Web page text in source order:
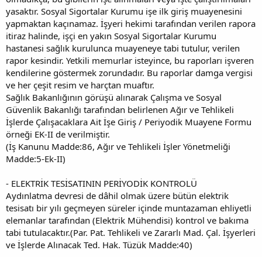
yasaktır. Sosyal Sigortalar Kurumu işe ilk giriş muayenesini
yapmaktan kaçınamaz. İşyeri hekimi tarafından verilen rapora
itiraz halinde, işçi en yakın Sosyal Sigortalar Kurumu
hastanesi sağlık kurulunca muayeneye tabi tutulur, verilen
rapor kesindir. Yetkili memurlar isteyince, bu raporları işveren
kendilerine göstermek zorundadır. Bu raporlar damga vergisi
ve her çeşit resim ve harçtan muaftır.
Sağlık Bakanlığının görüşü alınarak Çalışma ve Sosyal
Güvenlik Bakanlığı tarafından belirlenen Ağır ve Tehlikeli
İşlerde Çalışacaklara Ait İşe Giriş / Periyodik Muayene Formu
örneği EK-II de verilmiştir.
(İş Kanunu Madde:86, Ağır ve Tehlikeli İşler Yönetmeliği
Madde:5-Ek-II)
- ELEKTRİK TESİSATININ PERİYODİK KONTROLÜ
Aydınlatma devresi de dâhil olmak üzere bütün elektrik
tesisatı bir yılı geçmeyen süreler içinde muntazaman ehliyetli
elemanlar tarafından (Elektrik Mühendisi) kontrol ve bakıma
tabi tutulacaktır.(Par. Pat. Tehlikeli ve Zararlı Mad. Çal. İşyerleri
ve İşlerde Alınacak Ted. Hak. Tüzük Madde:40)